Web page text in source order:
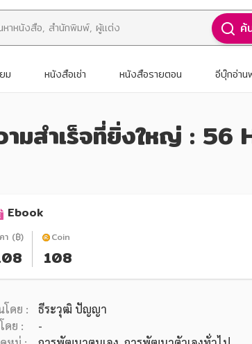
ค้
ม หนังสือเช่า หนังสือรายตอน อีบุ๊กอ่าน
ามสำเร็จที่ยิ่งใหญ่ :
Ebook
า (฿) Coin
108
โดย :
ธีระวุฒิ ปัญญา
ดย :
-